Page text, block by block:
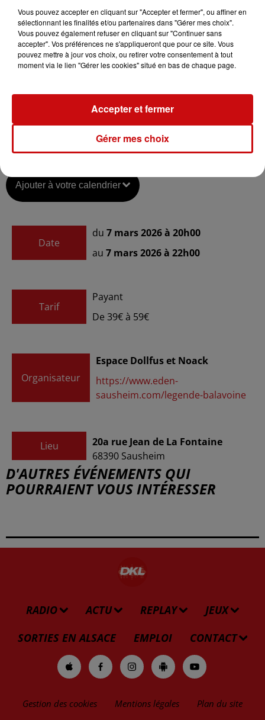
et fans à travers le monde, et touchant des générations
entières par sa profondeur et son authenticité.
Réservation :
https://www.eden-sausheim.com/legende-
par téléphone au03 89 46 83 90
au guichet de l'Ed&n sur
Ajouter à votre calendrier
Date
du 7 mars 2026 à 20h00
au 7 mars 2026 à 22h00
Tarif
Payant
De 39€ à 59€
Organisateur
Espace Dollfus et Noack
https://www.eden-
sausheim.com/legende-balavoine
Lieu
20a rue Jean de La Fontaine
68390 Sausheim
D'AUTRES ÉVÉNEMENTS QUI
POURRAIENT VOUS INTÉRESSER
RADIO ACTU REPLAY
JEUX
SORTIES EN ALSACE
EMPLOI CONTACT
Gestion des cookies Mentions légales Plan du site
Vous pouvez accepter en cliquant sur "Accepter et fermer", ou affiner en
sélectionnant les finalités et/ou partenaires dans "Gérer mes choix".
Vous pouvez également refuser en cliquant sur "Continuer sans
accepter". Vos préférences ne s'appliqueront que pour ce site. Vous
pouvez mettre à jour vos choix, ou retirer votre consentement à tout
moment via le lien "Gérer les cookies" situé en bas de chaque page.
Gérer mes choix
Accepter et fermer